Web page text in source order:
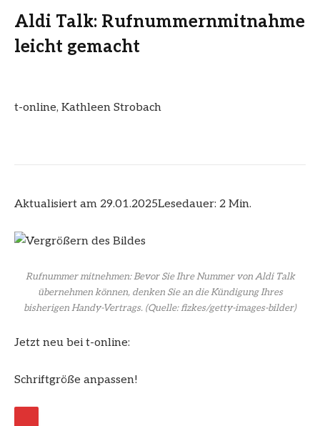
Aldi Talk: Rufnummernmitnahme
leicht gemacht
t-online, Kathleen Strobach
Aktualisiert am 29.01.2025Lesedauer: 2 Min.
Rufnummer mitnehmen: Bevor Sie Ihre Nummer von Aldi Talk
übernehmen können, denken Sie an die Kündigung Ihres
bisherigen Handy-Vertrags. (Quelle: fizkes/getty-images-bilder)
Jetzt neu bei t-online:
Schriftgröße anpassen!